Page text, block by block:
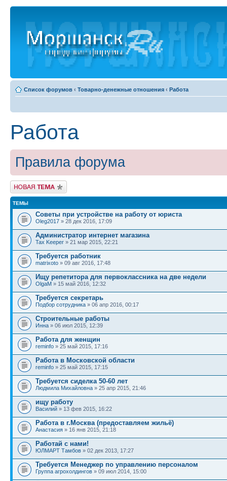
Список форумов ‹ Товарно-денежные отношения ‹ Работа
Работа
Правила форума
Новая тема
ТЕМЫ
Советы при устройстве на работу от юриста
Oleg2017 » 28 дек 2016, 17:09
Администратор интернет магазина
Tax Keeper » 21 мар 2015, 22:21
Требуется работник
matrixoto » 09 авг 2016, 17:48
Ищу репетитора для первоклассника на две недели
OlgaM » 15 май 2016, 12:32
Требуется секретарь
Подбор сотрудника » 06 апр 2016, 00:17
Строительные работы
Инна » 06 июл 2015, 12:39
Работа для женщин
reminfo » 25 май 2015, 17:16
Работа в Московской области
reminfo » 25 май 2015, 17:15
Требуется сиделка 50-60 лет
Людмила Михайловна » 25 апр 2015, 21:46
ищу работу
Василий » 13 фев 2015, 16:22
Работа в г.Москва (предоставляем жильё)
Анастасия » 16 янв 2015, 21:18
Работай с нами!
ЮЛМАРТ Тамбов » 02 дек 2013, 17:27
Требуется Менеджер по управлению персоналом
Группа агрохолдингов » 09 июл 2014, 15:00